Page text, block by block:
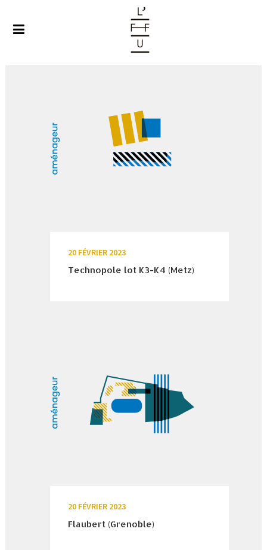
20 FÉVRIER 2023
Technopole lot K3-K4 (Metz)
20 FÉVRIER 2023
Flaubert (Grenoble)